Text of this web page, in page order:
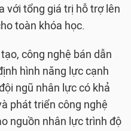
với tổng giá trị hỗ trợ lên
toàn khóa học.
công nghệ bán dẫn
hình năng lực cạnh
ngũ nhân lực có khả
phát triển công nghệ
nguồn nhân lực trình độ